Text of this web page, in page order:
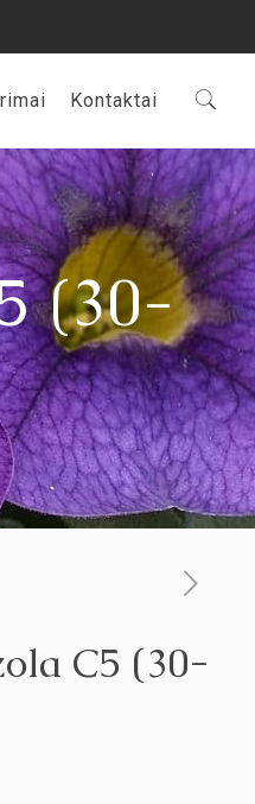
Kontaktai
(30-
C5 (30-